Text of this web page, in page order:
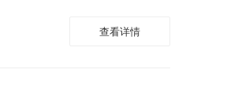
查看详情